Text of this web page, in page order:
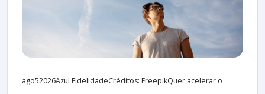
ago52026Azul FidelidadeCréditos: FreepikQuer acelerar o